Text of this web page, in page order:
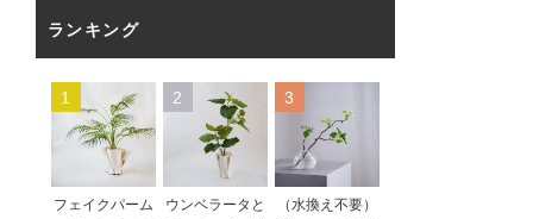
ランキング
1
フェイクパーム
2
ウンベラータと
3
（水換え不要）